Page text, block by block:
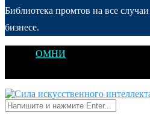
Библиотека промтов на все
бизнесе.
ОМНИ